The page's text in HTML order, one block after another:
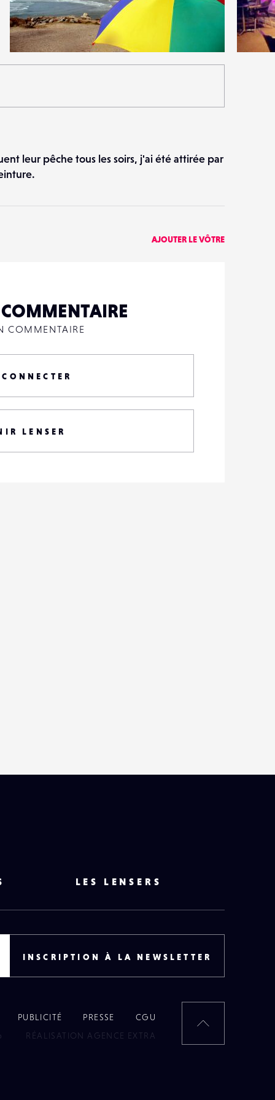
2
31
leur pêche tous les soirs, j'ai été attirée par
AJOUTER LE VÔTRE
COMMENTAIRE
LENSER
LES LENSERS
INSCRIPTION À LA NEWSLETTER
PUBLICITÉ PRESSE
CGU
RÉALISATION AGENCE EXTRA